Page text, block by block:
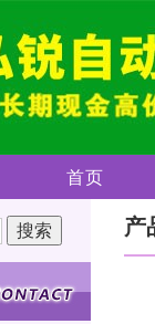
首页
产